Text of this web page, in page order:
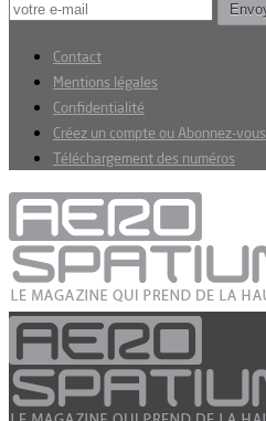
Contact
Mentions légales
Confidentialité
Créez un compte ou Abonnez-vous
Téléchargement des numéros